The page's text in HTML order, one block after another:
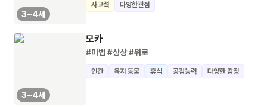
3~4세
사고력
다양한관점
3~4세
모카
#마법 #상상#위로
인간 육지 동물 휴식 공감능력 다양한 감정